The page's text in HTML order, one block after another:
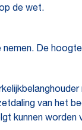
de wet.
De
van het
kunnen worden